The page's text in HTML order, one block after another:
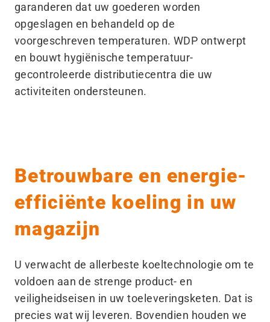
garanderen dat uw goederen worden
opgeslagen en behandeld op de
voorgeschreven temperaturen. WDP ontwerpt
en bouwt hygiënische temperatuur-
gecontroleerde distributiecentra die uw
activiteiten ondersteunen.
Betrouwbare en energie-
efficiënte koeling in uw
magazijn
U verwacht de allerbeste koeltechnologie om te
voldoen aan de strenge product- en
veiligheidseisen in uw toeleveringsketen. Dat is
precies wat wij leveren. Bovendien houden we